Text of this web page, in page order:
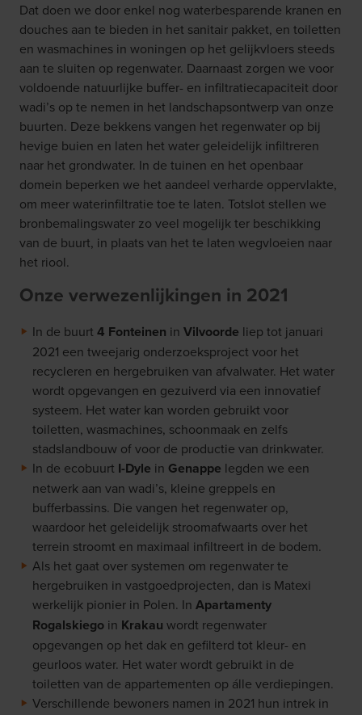
Dat doen we door enkel nog waterbesparende kranen en
douches aan te bieden in het sanitair pakket, en toiletten
en wasmachines in woningen op het gelijkvloers steeds
aan te sluiten op regenwater. Daarnaast zorgen we voor
voldoende natuurlijke buffer- en infiltratiecapaciteit door
wadi’s op te nemen in het landschapsontwerp van onze
buurten. Deze bekkens vangen het regenwater op bij
hevige buien en laten het water geleidelijk infiltreren
naar het grondwater. In de tuinen en het openbaar
domein beperken we het aandeel verharde oppervlakte,
om meer waterinfiltratie toe te laten. Totslot stellen we
bronbemalingswater zo veel mogelijk ter beschikking
van de buurt, in plaats van het te laten wegvloeien naar
het riool.
Onze verwezenlijkingen in 2021
In de buurt 4 Fonteinen in Vilvoorde liep tot januari
2021 een tweejarig onderzoeksproject voor het
recycleren en hergebruiken van afvalwater. Het water
wordt opgevangen en gezuiverd via een innovatief
systeem. Het water kan worden gebruikt voor
toiletten, wasmachines, schoonmaak en zelfs
stadslandbouw of voor de productie van drinkwater.
In de ecobuurt I-Dyle in Genappe legden we een
netwerk aan van wadi’s, kleine greppels en
bufferbassins. Die vangen het regenwater op,
waardoor het geleidelijk stroomafwaarts over het
terrein stroomt en maximaal infiltreert in de bodem.
Als het gaat over systemen om regenwater te
hergebruiken in vastgoedprojecten, dan is Matexi
werkelijk pionier in Polen. In Apartamenty
Rogalskiego in Krakau wordt regenwater
opgevangen op het dak en gefilterd tot kleur- en
geurloos water. Het water wordt gebruikt in de
toiletten van de appartementen op álle verdiepingen.
Verschillende bewoners namen in 2021 hun intrek in